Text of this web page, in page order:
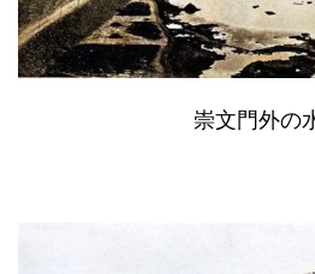
崇文門外の